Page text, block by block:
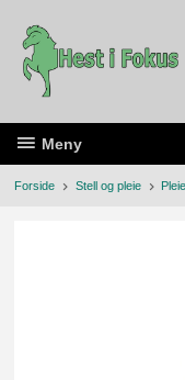
innholdet
Meny
Forside Stell og pleie